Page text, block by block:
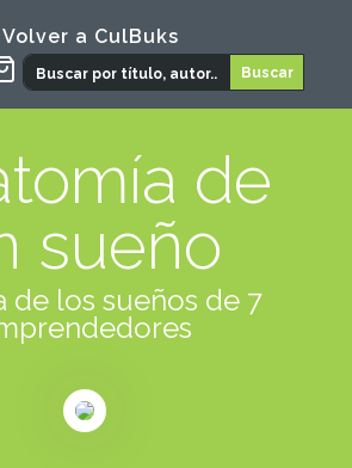
Volver a CulBuks
de
sueño
de los sueños de 7